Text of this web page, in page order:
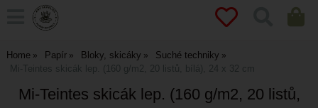
Home Papír Bloky, skicáky
Suché techniky
Mi-Teintes skicák lep. (160 g/m2, 20 listů, bílá), 24 x 32 cm
Mi-Teintes skicák lep. (160 g/m2, 20 listů,